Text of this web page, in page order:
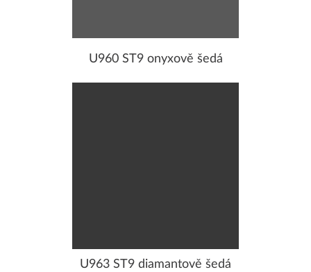
U960 ST9 onyxově šedá
U963 ST9 diamantově šedá